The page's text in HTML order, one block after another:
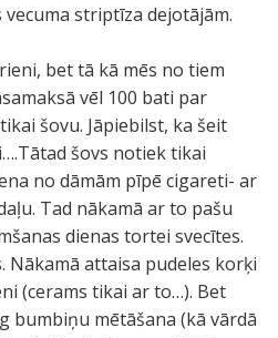
striptīza dejotājām.
bet tā kā mēs no tiem
vēl 100 bati par
šovu. Jāpiebilst, ka šeit
šovs notiek tikai
no dāmām pīpē cigareti- ar
Tad nākamā ar to pašu
dienas tortei svecītes.
Nākamā attaisa pudeles korķi
(cerams tikai ar to…). Bet
bumbiņu mētāšana (kā vārdā